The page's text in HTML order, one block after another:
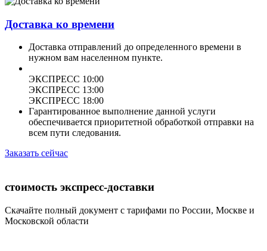
Доставка ко времени
Доставка отправлений до определенного времени в
нужном вам населенном пункте.
ЭКСПРЕСС 10:00
ЭКСПРЕСС 13:00
ЭКСПРЕСС 18:00
Гарантированное выполнение данной услуги
обеспечивается приоритетной обработкой отправки на
всем пути следования.
Заказать сейчас
стоимость экспресс-доставки
Скачайте полный документ с тарифами по России, Москве и
Московской области